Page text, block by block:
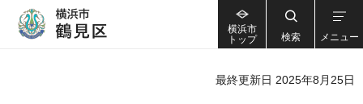
横浜市
トップ
検索 メニュー
最終更新日 2025年8月25日